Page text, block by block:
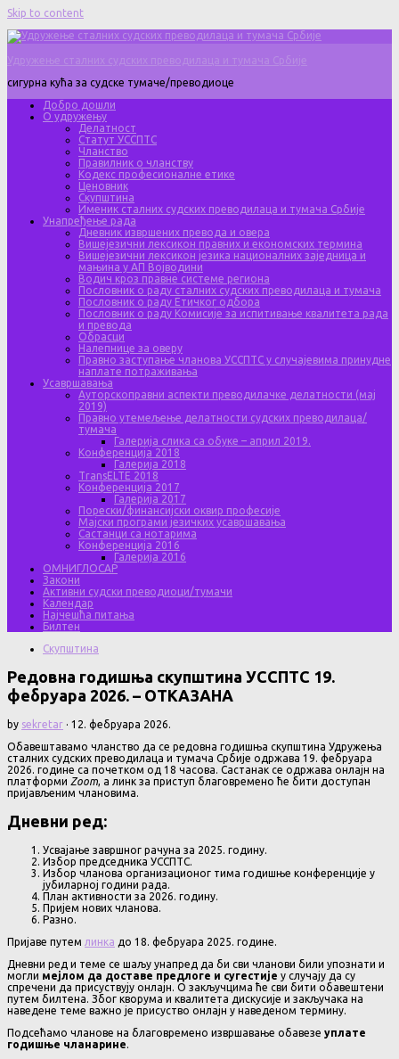
Skip to content
Удружење сталних судских преводилаца и тумача Србије
сигурна кућа за судске тумаче/преводиоце
Добро дошли
О удружењу
Делатност
Статут УССПТС
Чланство
Правилник о чланству
Кодекс професионалне етике
Ценовник
Скупштина
Именик сталних судских преводилаца и тумача Србије
Унапређење рада
Дневник извршених превода и овера
Вишејезични лексикон правних и економских термина
Вишејезични лексикон језика националних заједница и
мањина у АП Војводини
Водич кроз правне системе региона
Пословник о раду сталних судских преводилаца и тумача
Пословник о раду Етичког одбора
Пословник о раду Комисије за испитивање квалитета рада
и превода
Обрасци
Налепнице за оверу
Правно заступање чланова УССПТС у случајевима принудне
наплате потраживања
Усавршавања
Ауторскоправни аспекти преводилачке делатности (мај
2019)
Правно утемељење делатности судских преводилаца/
тумача
Галерија слика са обуке – април 2019.
Конференција 2018
Галерија 2018
TransELTE 2018
Конференција 2017
Галерија 2017
Порески/финансијски оквир професије
Мајски програми језичких усавршавања
Састанци са нотарима
Конференција 2016
Галерија 2016
ОМНИГЛОСАР
Закони
Активни судски преводиоци/тумачи
Календар
Најчешћа питања
Билтен
Скупштина
Редовна годишња скупштина УССПТС 19.
фебруара 2026. – ОТКАЗАНА
by sekretar · 12. фебруара 2026.
Обавештавамо чланство да се редовна годишња скупштина Удружења
сталних судских преводилаца и тумача Србије одржава 19. фебруара
2026. године са почетком од 18 часова. Састанак се одржава онлајн на
платформи Zoom, а линк за приступ благовремено ће бити доступан
пријављеним члановима.
Дневни ред:
Усвајање завршног рачуна за 2025. годину.
Избор председника УССПТС.
Избор чланова организационог тима годишње конференције у
јубиларној години рада.
План активности за 2026. годину.
Пријем нових чланова.
Разно.
Пријаве путем линка до 18. фебруара 2025. године.
Дневни ред и теме се шаљу унапред да би сви чланови били упознати и
могли мејлом да доставе предлоге и сугестије у случају да су
спречени да присуствују онлајн. О закључцима ће сви бити обавештени
путем билтена. Због кворума и квалитета дискусије и закључака на
наведене теме важно је присуство онлајн у наведеном термину.
Подсећамо чланове на благовремено извршавање обавезе уплате
годишње чланарине.